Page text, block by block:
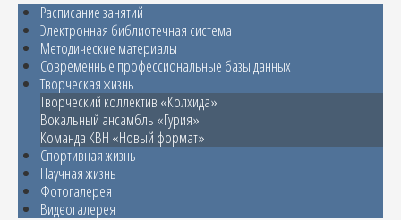
Расписание занятий
Электронная библиотечная система
Методические материалы
Современные профессиональные базы данных
Творческая жизнь
Творческий коллектив «Колхида»
Вокальный ансамбль «Гурия»
Команда КВН «Новый формат»
Спортивная жизнь
Научная жизнь
Фотогалерея
Видеогалерея